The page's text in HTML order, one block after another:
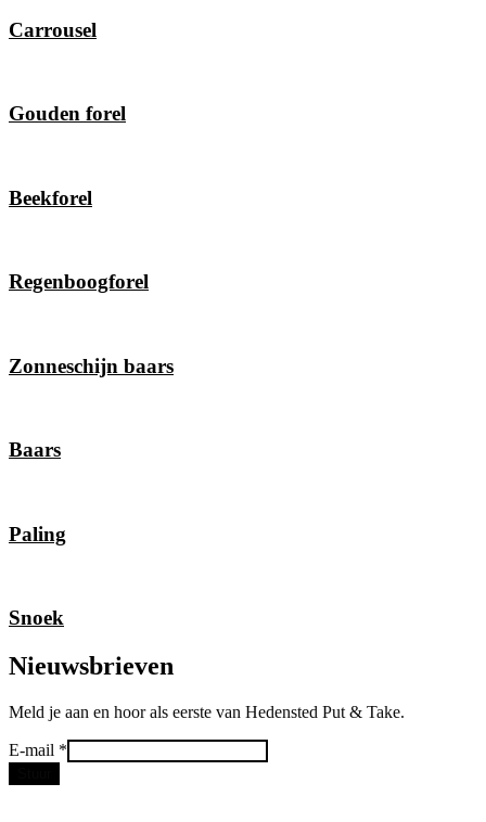
Carrousel
Gouden forel
Beekforel
Regenboogforel
Zonneschijn baars
Baars
Paling
Snoek
Nieuwsbrieven
Meld je aan en hoor als eerste van Hedensted Put & Take.
E-
mail
E-mail *